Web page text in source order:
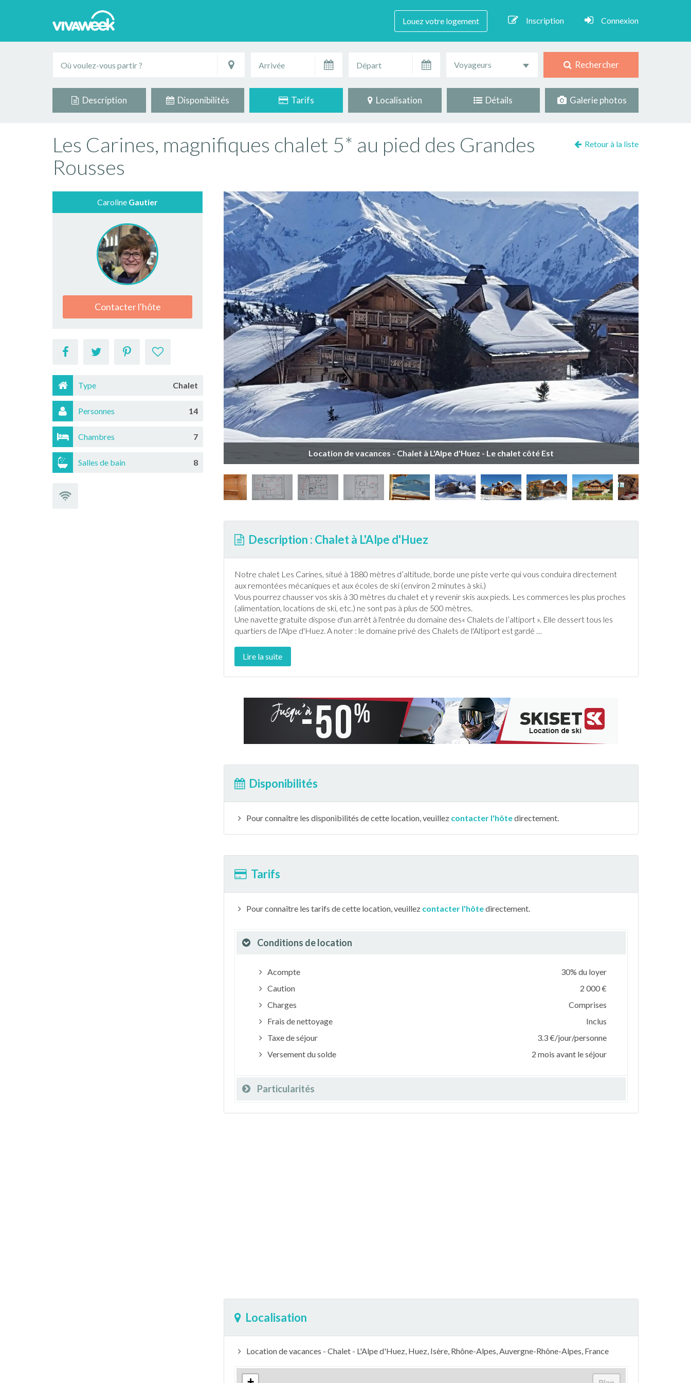
Louez votre logement Inscription Connexion
Voyageurs Rechercher
Description Disponibilités Tarifs Localisation Détails Galerie photos
Les Carines, magnifiques chalet 5* au pied des Grandes
Rousses
Retour à la liste
Caroline Gautier
Contacter l'hôte
Type Chalet
Personnes 14
Chambres 7
Salles de bain 8
Location de vacances - Chalet à L'Alpe d'Huez - Le chalet côté Est
Description : Chalet à L'Alpe d'Huez
Notre chaletLes Carines, situé à 1880 mètres d’altitude, borde une piste verte qui vous conduira directement
aux remontées mécaniques et aux écoles de ski(environ 2 minutes à ski.)
Vous pourrez chausser vos skis à 30 mètres du chaletet y revenir skis aux pieds. Les commerces les plus proches
(alimentation, locations de ski, etc.) ne sont pas à plus de 500 mètres.
Une navette gratuite dispose d'un arrêt à l'entrée du domaine des« Chalets de l’altiport ». Elle dessert tous les
quartiers de l'Alpe d'Huez. A noter : le domaine privé des Chalets de l'Altiport est gardé …
Lire la suite
Disponibilités
Pour connaître les disponibilités de cette location, veuillez contacter l'hôtedirectement.
Tarifs
Pour connaître les tarifs de cette location, veuillez contacter l'hôtedirectement.
Conditions de location
Acompte
30% du loyer
Caution
2 000 €
Charges
Comprises
Frais de nettoyage
Inclus
Taxe de séjour
3.3 €/jour/personne
Versement du solde
2 mois avant le séjour
Particularités
Localisation
Location de vacances - Chalet - L'Alpe d'Huez, Huez, Isère, Rhône-Alpes, Auvergne-Rhône-Alpes, France